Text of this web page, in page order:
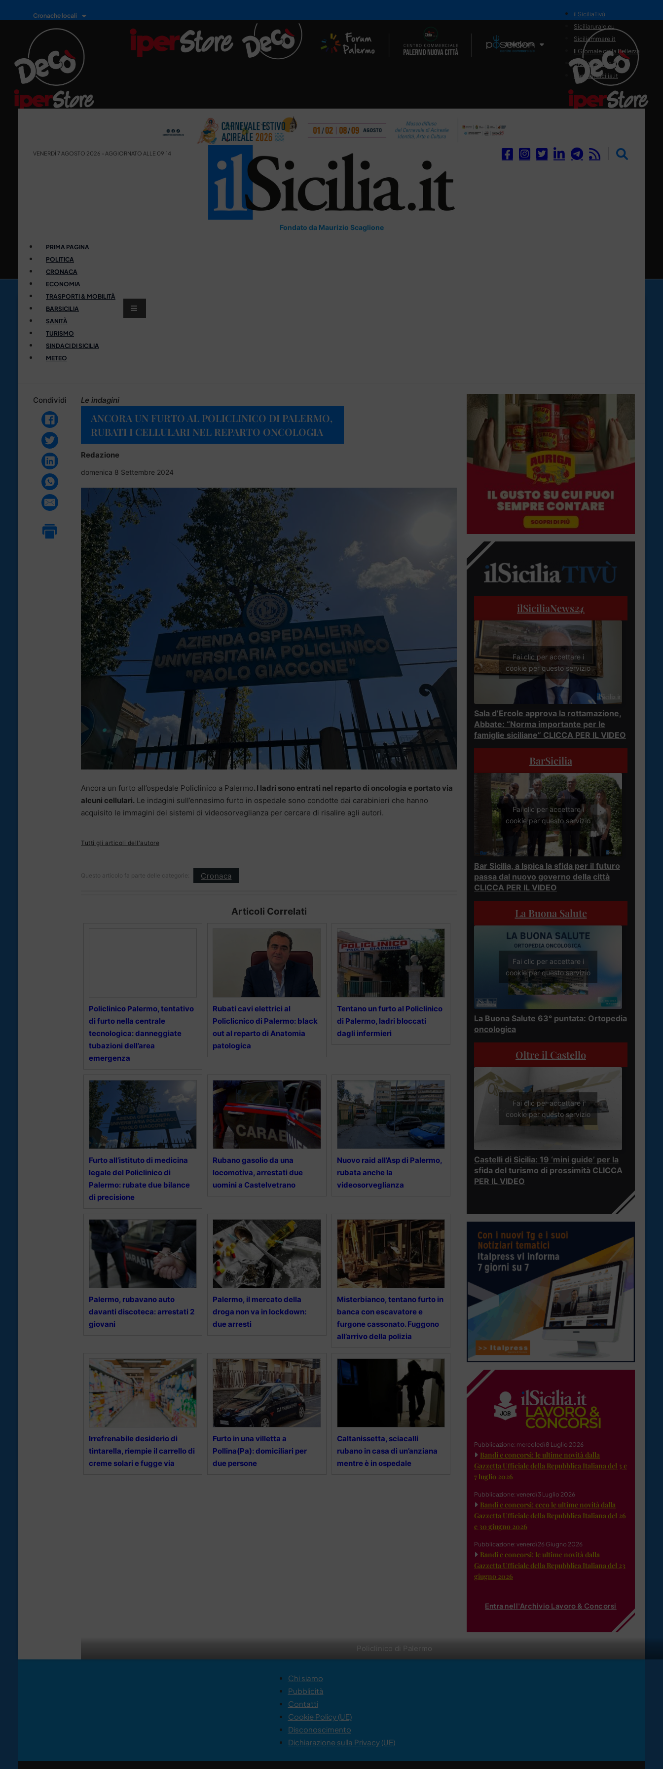
Cronache locali
Il Network
il SiciliaTivù
Siciliarurale.eu
Siciliammare.it
Il Giornale della Bellezza
Siciliamedica.it
Sanitainsicilia.it
VENERDÌ 7 AGOSTO 2026 - AGGIORNATO ALLE 09:14
Fondato da Maurizio Scaglione
PRIMA PAGINA
POLITICA
CRONACA
ECONOMIA
TRASPORTI & MOBILITÀ
BARSICILIA
SANITÀ
TURISMO
SINDACI DI SICILIA
METEO
Condividi Le indagini
ANCORA UN FURTO AL POLICLINICO DI PALERMO,
RUBATI I CELLULARI NEL REPARTO ONCOLOGIA
Redazione
domenica 8 Settembre 2024
Policlinico di Palermo
Ancora un furto all’ospedale Policlinico a Palermo. I ladri sono entrati nel reparto di oncologia e portato via
alcuni cellulari. Le indagini sull’ennesimo furto in ospedale sono condotte dai carabinieri che hanno
acquisito le immagini dei sistemi di videosorveglianza per cercare di risalire agli autori.
Tutti gli articoli dell'autore
Questo articolo fa parte delle categorie: Cronaca
Articoli Correlati
Policlinico Palermo, tentativo
di furto nella centrale
tecnologica: danneggiate
tubazioni dell’area
emergenza
Rubati cavi elettrici al
Policlicnico di Palermo: black
out al reparto di Anatomia
patologica
Tentano un furto al Policlinico
di Palermo, ladri bloccati
dagli infermieri
Furto all’istituto di medicina
legale del Policlinico di
Palermo: rubate due bilance
di precisione
Rubano gasolio da una
locomotiva, arrestati due
uomini a Castelvetrano
Nuovo raid all’Asp di Palermo,
rubata anche la
videosorveglianza
Palermo, rubavano auto
davanti discoteca: arrestati 2
giovani
Palermo, il mercato della
droga non va in lockdown:
due arresti
Misterbianco, tentano furto in
banca con escavatore e
furgone cassonato. Fuggono
all’arrivo della polizia
Irrefrenabile desiderio di
tintarella, riempie il carrello di
creme solari e fugge via
Furto in una villetta a
Pollina(Pa): domiciliari per
due persone
Caltanissetta, sciacalli
rubano in casa di un’anziana
mentre è in ospedale
ilSiciliaNews24
Fai clic per accettare i
cookie per questo servizio
Sala d’Ercole approva la rottamazione,
Abbate: “Norma importante per le
famiglie siciliane” CLICCA PER IL VIDEO
BarSicilia
Fai clic per accettare i
cookie per questo servizio
Bar Sicilia, a Ispica la sfida per il futuro
passa dal nuovo governo della città
CLICCA PER IL VIDEO
La Buona Salute
Fai clic per accettare i
cookie per questo servizio
La Buona Salute 63° puntata: Ortopedia
oncologica
Oltre il Castello
Fai clic per accettare i
cookie per questo servizio
Castelli di Sicilia: 19 ‘mini guide’ per la
sfida del turismo di prossimità CLICCA
PER IL VIDEO
Pubblicazione: mercoledì 8 Luglio 2026
Bandi e concorsi: le ultime novità dalla
Gazzetta Ufficiale della Repubblica Italiana del 3 e
7 luglio 2026
Pubblicazione: venerdì 3 Luglio 2026
Bandi e concorsi: ecco le ultime novità dalla
Gazzetta Ufficiale della Repubblica Italiana del 26
e 30 giugno 2026
Pubblicazione: venerdì 26 Giugno 2026
Bandi e concorsi: le ultime novità dalla
Gazzetta Ufficiale della Repubblica Italiana del 23
giugno 2026
Entra nell'Archivio Lavoro & Concorsi
Chi siamo
Pubblicità
Contatti
Cookie Policy (UE)
Disconoscimento
Dichiarazione sulla Privacy (UE)